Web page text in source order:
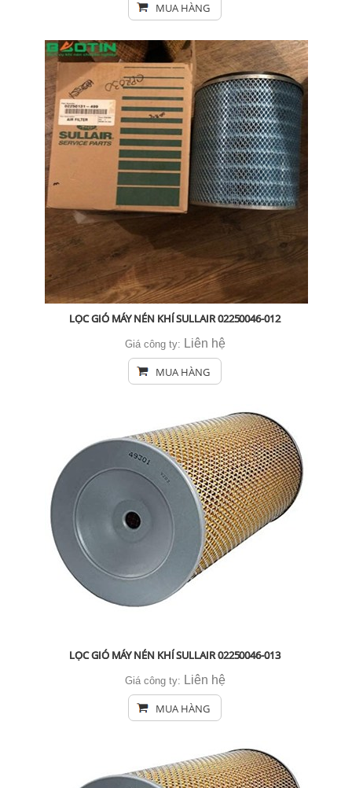
MUA HÀNG
LỌC GIÓ MÁY NÉN KHÍ SULLAIR 02250046-012
Giá công ty: Liên hệ
MUA HÀNG
LỌC GIÓ MÁY NÉN KHÍ SULLAIR 02250046-013
Giá công ty: Liên hệ
MUA HÀNG